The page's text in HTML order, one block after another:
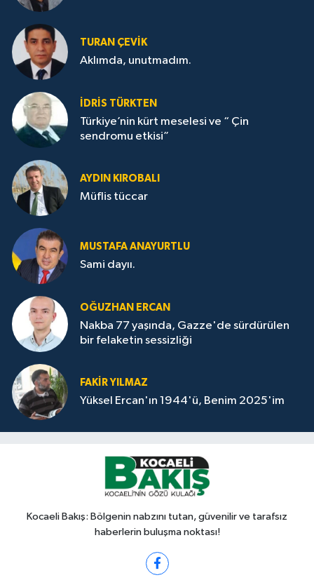
TURAN ÇEVİK
Aklımda, unutmadım.
İDRİS TÜRKTEN
Türkiye’nin kürt meselesi ve “ Çin
sendromu etkisi”
AYDIN KIROBALI
Müflis tüccar
MUSTAFA ANAYURTLU
Sami dayıı.
OĞUZHAN ERCAN
Nakba 77 yaşında, Gazze'de sürdürülen
bir felaketin sessizliği
FAKİR YILMAZ
Yüksel Ercan'ın 1944'ü, Benim 2025'im
Kocaeli Bakış: Bölgenin nabzını tutan, güvenilir ve tarafsız
haberlerin buluşma noktası!